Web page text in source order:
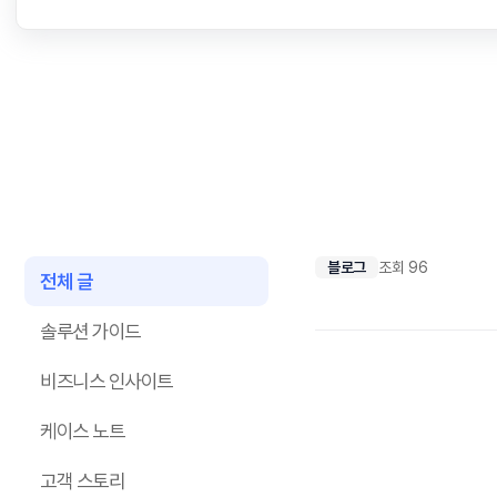
전체 글
솔루션 가이드
비즈니스 인사이트
케이스 노트
고객 스토리
블로그 조회 96